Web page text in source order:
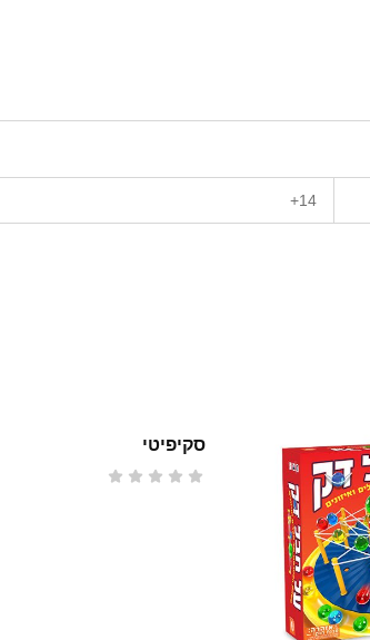
14+
סקיפיטי